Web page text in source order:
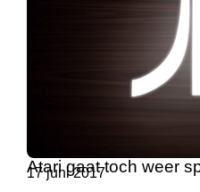
Atari gaat toch weer
17 juni 2017